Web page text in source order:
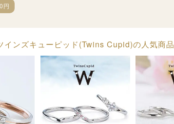
円
インズキューピッド(Twins Cupid)の人気商品